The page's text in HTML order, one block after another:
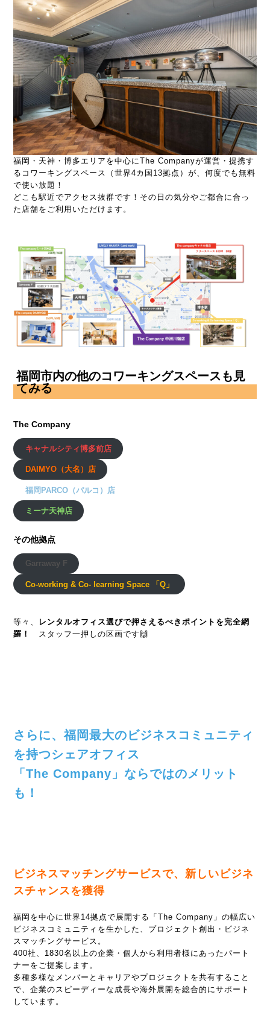
福岡・天神・博多エリアを中心にThe Companyが運営・提携す
るコワーキングスペース（世界4カ国13拠点）が、何度でも無料
で使い放題！
どこも駅近でアクセス抜群です！その日の気分やご都合に合っ
た店舗をご利用いただけます。
福岡市内の他のコワーキングスペースも見
てみる
The Company
キャナルシティ博多前店
DAIMYO（大名）店
福岡PARCO（パルコ）店
ミーナ天神店
その他拠点
Garraway F
Co-working & Co- learning Space 「Q」
等々、
レンタルオフィス選びで押さえるべきポイントを完全網
羅！
スタッフ一押しの区画です🙌
さらに、福岡最大のビジネスコミュニティ
を持つシェアオフィス
「The Company」ならではのメリット
も！
ビジネスマッチングサービスで、新しいビジネ
スチャンスを獲得
福岡を中心に世界14拠点で展開する「The Company」の幅広い
ビジネスコミュニティを生かした、プロジェクト創出・ビジネ
スマッチングサービス。
400社、1830名以上の企業・個人から利用者様にあったパート
ナーをご提案します。
多種多様なメンバーとキャリアやプロジェクトを共有すること
で、企業のスピーディーな成長や海外展開を総合的にサポート
しています。